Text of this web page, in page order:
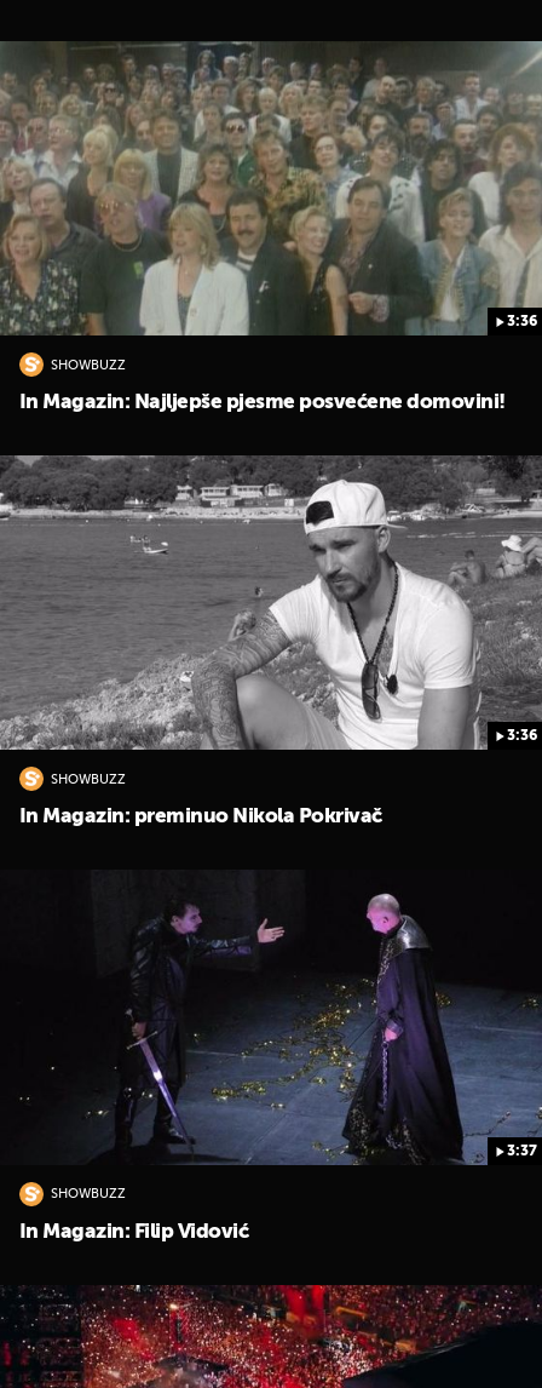
3:36
SHOWBUZZ
In Magazin: Najljepše pjesme posvećene domovini!
3:36
SHOWBUZZ
In Magazin: preminuo Nikola Pokrivač
3:37
SHOWBUZZ
In Magazin: Filip Vidović